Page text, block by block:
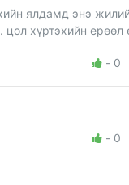
ялдамд энэ
хүртэхийн ерөөл
- 0
- 0